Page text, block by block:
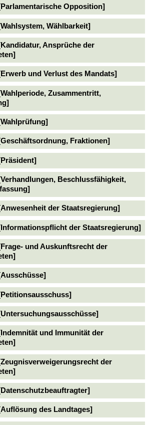
Opposition]
Wählbarkeit]
Ansprüche der
und Verlust des Mandats]
Zusammentritt,
Fraktionen]
Beschlussfähigkeit,
der Staatsregierung]
der Staatsregierung]
und Auskunftsrecht der
und Immunität der
der
des Landtages]